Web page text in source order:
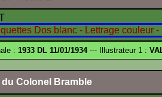
: 1933 DL 11/01/1934--- Illustrateur 1 :
du Colonel Bramble